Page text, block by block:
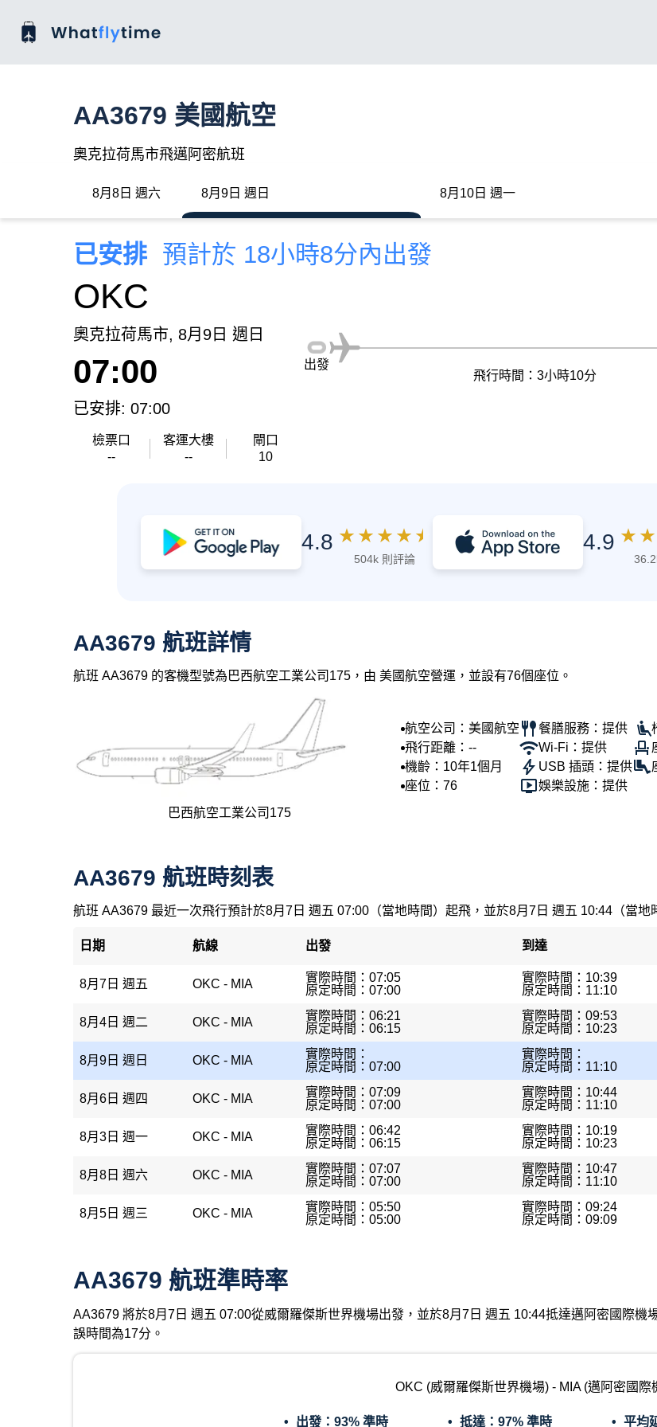
AA3679 美國航空
奧克拉荷馬市飛邁阿密航班
8月8日 週六 8月9日 週日 8月10日 週一
已安排 預計於 18小時8分內出發
OKC
奧克拉荷馬市, 8月9日 週日
07:00
已安排: 07:00
檢票口
--
客運大樓
--
閘口
10
出發
飛行時間：3小時10分
4.8 ★ ★ ★ ★ ★
504k 則評論
4.9 ★ ★
AA3679 航班詳情
航班 AA3679 的客機型號為巴西航空工業公司175，由 美國航空營運，並設有76個座位。
巴西航空工業公司175
航空公司：美國航空
飛行距離：--
機齡：10年1個月
座位：76
餐膳服務：提供
Wi-Fi：提供
USB 插頭：提供
娛樂設施：提供
AA3679 航班時刻表
航班 AA3679 最近一次飛行預計於8月7日 週五 07:00（當地時間）起飛，並於8月7日 週五 10:44（當地
日期 航線 出發 到達
8月7日 週五 OKC - MIA
實際時間：07:05
原定時間：07:00
實際時間：10:39
原定時間：11:10
8月4日 週二 OKC - MIA
實際時間：06:21
原定時間：06:15
實際時間：09:53
原定時間：10:23
8月9日 週日 OKC - MIA
實際時間：
原定時間：07:00
實際時間：
原定時間：11:10
8月6日 週四 OKC - MIA
實際時間：07:09
原定時間：07:00
實際時間：10:44
原定時間：11:10
8月3日 週一 OKC - MIA
實際時間：06:42
原定時間：06:15
實際時間：10:19
原定時間：10:23
8月8日 週六 OKC - MIA
實際時間：07:07
原定時間：07:00
實際時間：10:47
原定時間：11:10
8月5日 週三 OKC - MIA
實際時間：05:50
原定時間：05:00
實際時間：09:24
原定時間：09:09
AA3679 航班準時率
AA3679 將於8月7日 週五 07:00從威爾羅傑斯世界機場出發，並於8月7日 週五 10:44抵達邁阿密國際
誤時間為17分。
OKC (威爾羅傑斯世界機場) - MIA (邁阿密國際
出發： 93% 準時 抵達： 97% 準時 平均